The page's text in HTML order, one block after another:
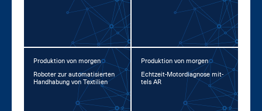
Produktion von morgen
Ro­bo­ter zur au­to­ma­ti­sier­ten
Hand­ha­bung von Tex­ti­li­en
Produktion von morgen
Echt­zeit-Mo­tor­dia­gno­se mit­
tels AR